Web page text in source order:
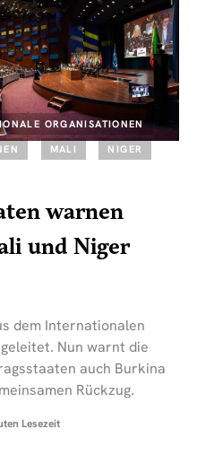
ORGANISATIONEN
MALI NIGER
warnen
und Niger
dem Internationalen
Nun warnt die
auch Burkina
Rückzug.
Lesezeit